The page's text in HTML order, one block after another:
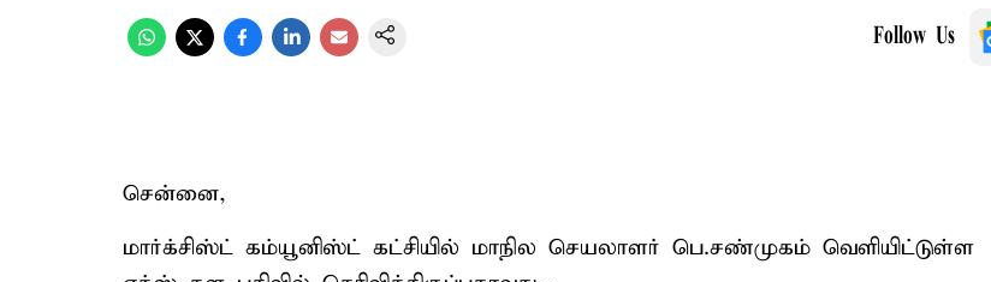
Follow Us
சென்னை,
மார்க்சிஸ்ட் கம்யூனிஸ்ட் கட்சியில் மாநில செயலாளர் பெ.சண்முகம் வெளியிட்டுள்ள